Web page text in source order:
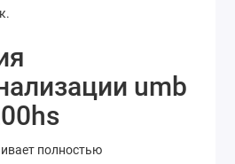
umb
полностью